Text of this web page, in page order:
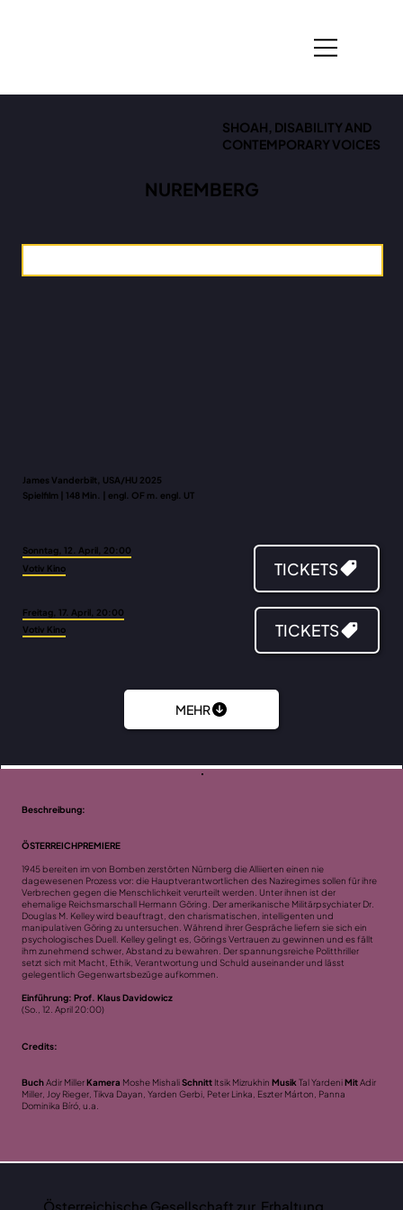
NUREMBERG
Sonntag, 12. April, 20:00
Votiv Kino
TICKETS
Freitag, 17. April, 20:00
Votiv Kino
TICKETS
MEHR
James Vanderbilt, USA/HU 2025
Spielfilm | 148 Min. | engl. OF m. engl. UT
SHOAH, DISABILITY AND
CONTEMPORARY VOICES
Beschreibung:
ÖSTERREICHPREMIERE
1945 bereiten im von Bomben zerstörten Nürnberg die Alliierten einen nie
dagewesenen Prozess vor: die Hauptverantwortlichen des Naziregimes sollen für ihre
Verbrechen gegen die Menschlichkeit verurteilt werden. Unter ihnen ist der
ehemalige Reichsmarschall Hermann Göring. Der amerikanische Militärpsychiater Dr.
Douglas M. Kelley wird beauftragt, den charismatischen, intelligenten und
manipulativen Göring zu untersuchen. Während ihrer Gespräche liefern sie sich ein
psychologisches Duell. Kelley gelingt es, Görings Vertrauen zu gewinnen und es fällt
ihm zunehmend schwer, Abstand zu bewahren. Der spannungsreiche Politthriller
setzt sich mit Macht, Ethik, Verantwortung und Schuld auseinander und lässt
gelegentlich Gegenwartsbezüge aufkommen.
Einführung: Prof. Klaus Davidowicz
(So., 12. April 20:00)
Credits:
BuchAdir MillerKamera Moshe MishaliSchnitt Itsik MizrukhinMusik Tal YardeniMitAdir
Miller, Joy Rieger, Tikva Dayan, Yarden Gerbi, Peter Linka, Eszter Márton, Panna
Dominika Bíró, u.a.
Österreichische Gesellschaft zur Erhaltung